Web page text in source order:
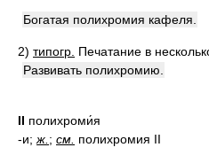
Богатая полихромия кафеля.
2) типогр. Печатание в
Развивать полихромию.
II полихроми́я
-и; ж. ; см. полихромия II